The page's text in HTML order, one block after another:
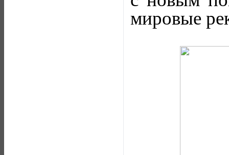
мировые